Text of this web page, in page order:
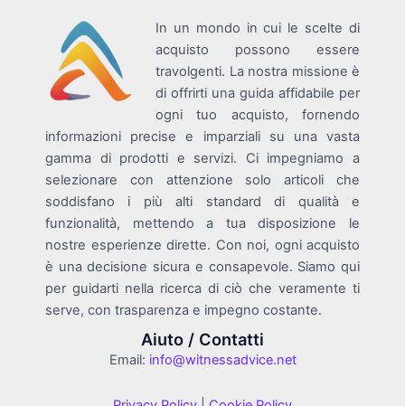
In un mondo in cui le scelte di
acquisto possono essere
travolgenti. La nostra missione è
di offrirti una guida affidabile per
ogni tuo acquisto, fornendo
informazioni precise e imparziali su una vasta
gamma di prodotti e servizi. Ci impegniamo a
selezionare con attenzione solo articoli che
soddisfano i più alti standard di qualità e
funzionalità, mettendo a tua disposizione le
nostre esperienze dirette. Con noi, ogni acquisto
è una decisione sicura e consapevole. Siamo qui
per guidarti nella ricerca di ciò che veramente ti
serve, con trasparenza e impegno costante.
Aiuto / Contatti
Email: info@witnessadvice.net